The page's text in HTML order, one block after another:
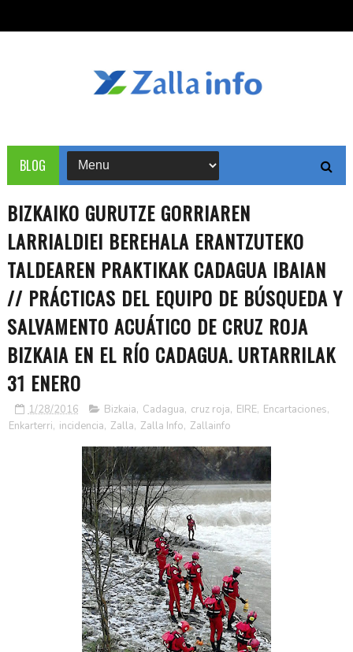
BLOG
BIZKAIKO GURUTZE GORRIAREN
LARRIALDIEI BEREHALA ERANTZUTEKO
TALDEAREN PRAKTIKAK CADAGUA IBAIAN
// PRÁCTICAS DEL EQUIPO DE BÚSQUEDA Y
SALVAMENTO ACUÁTICO DE CRUZ ROJA
BIZKAIA EN EL RÍO CADAGUA. URTARRILAK
31 ENERO
1/28/2016 Bizkaia, Cadagua, cruz roja, EIRE, Encartaciones,
Enkarterri, incidencia, Zalla, Zalla Info, Zallainfo